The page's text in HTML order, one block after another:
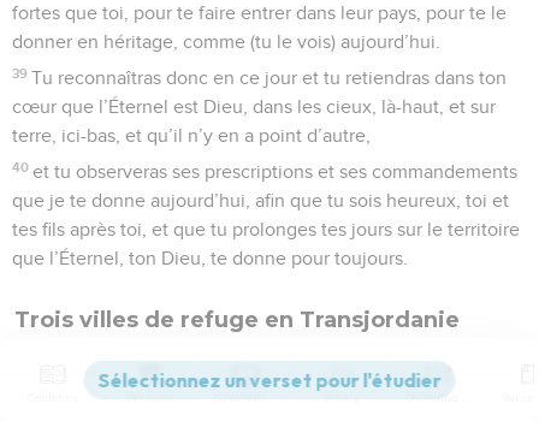
fortes que toi, pour te faire entrer dans leur pays, pour te le
donner en héritage, comme (tu le vois) aujourd’hui.
39 Tu reconnaîtras donc en ce jour et tu retiendras dans ton
cœur que l’Éternel est Dieu, dans les cieux, là-haut, et sur
terre, ici-bas, et qu’il n’y en a point d’autre,
40 et tu observeras ses prescriptions et ses commandements
que je te donne aujourd’hui, afin que tu sois heureux, toi et
tes fils après toi, et que tu prolonges tes jours sur le territoire
que l’Éternel, ton Dieu, te donne pour toujours.
Trois villes de refuge en Transjordanie
Alors Moïse mit à part trois villes de l’autre côté du
Jourdain, vers le soleil levant,
Versions Commentaires Strong